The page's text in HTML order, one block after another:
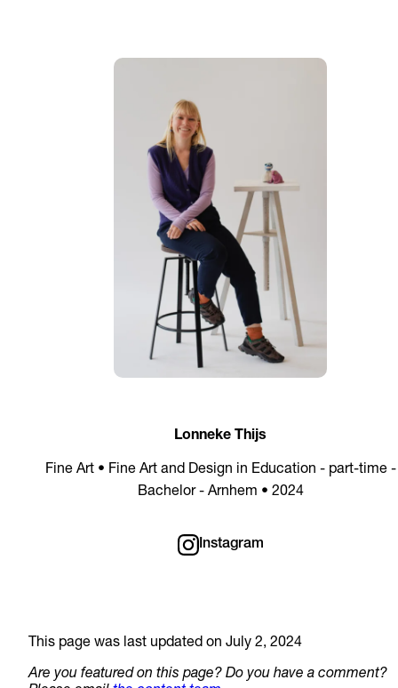
Lonneke Thijs
Fine Art • Fine Art and Design in Education - part-time -
Bachelor - Arnhem • 2024
Instagram
This page was last updated on July 2, 2024
Are you featured on this page? Do you have a comment?